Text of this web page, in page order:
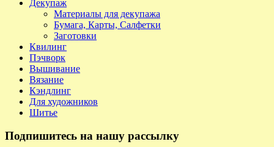
Декупаж
Материалы для декупажа
Бумага, Карты, Салфетки
Заготовки
Квилинг
Пэчворк
Вышивание
Вязание
Кэндлинг
Для художников
Шитье
Подпишитесь на нашу рассылку